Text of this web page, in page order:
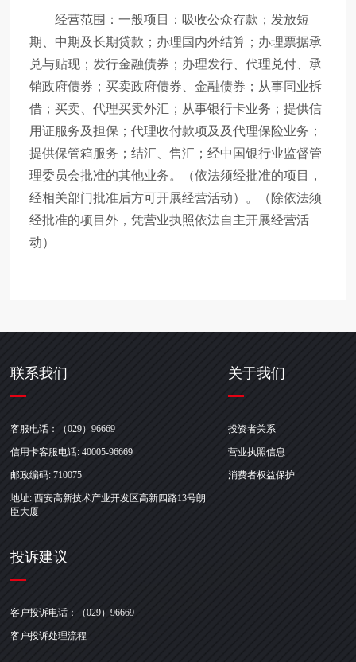
经营范围：一般项目：吸收公众存款；发放短
期、中期及长期贷款；办理国内外结算；办理票据承
兑与贴现；发行金融债券；办理发行、代理兑付、承
销政府债券；买卖政府债券、金融债券；从事同业拆
借；买卖、代理买卖外汇；从事银行卡业务；提供信
用证服务及担保；代理收付款项及及代理保险业务；
提供保管箱服务；结汇、售汇；经中国银行业监督管
理委员会批准的其他业务。（依法须经批准的项目，
经相关部门批准后方可开展经营活动）。（除依法须
经批准的项目外，凭营业执照依法自主开展经营活
动）
联系我们
客服电话：（029）96669
信用卡客服电话: 40005-96669
邮政编码: 710075
地址: 西安高新技术产业开发区高新四路13号朗
臣大厦
关于我们
投资者关系
营业执照信息
消费者权益保护
投诉建议
客户投诉电话：（029）96669
客户投诉处理流程